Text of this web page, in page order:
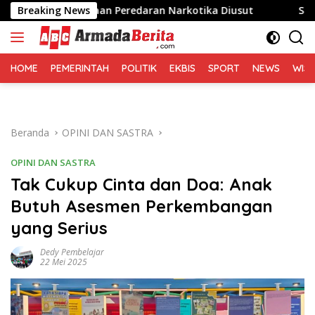
Langsung
ke
konten
Breaking News
Peredaran Narkotika Diusut Sofyan Tan:
HOME PEMERINTAH POLITIK EKBIS SPORT NEWS
Beranda OPINI DAN SASTRA
OPINI DAN SASTRA
Tak Cukup Cinta dan Doa: Anak
Butuh Asesmen Perkembangan
yang Serius
Dedy Pembelajar
22 Mei 2025